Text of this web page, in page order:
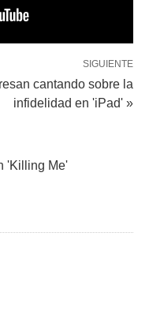
SIGUIENTE
cantando sobre la
infidelidad en 'iPad' »
'Killing Me'